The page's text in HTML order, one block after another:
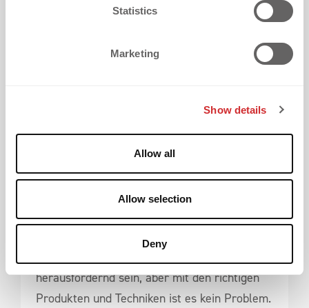
Statistics
Marketing
Show details
Allow all
Allow selection
Deny
Die Veredelung von DWR-beschichteten
herausfordernd sein, aber mit den richtigen
Produkten und Techniken ist es kein Problem.